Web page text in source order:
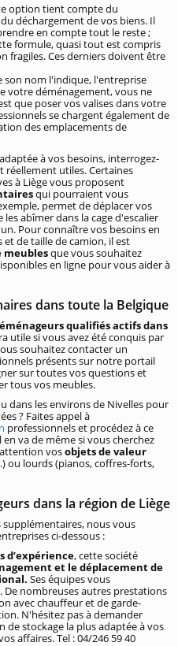
option tient compte du
déchargement de vos biens. Il
en compte tout le reste ;
formule, quasi tout est compris
fragiles. Ces derniers doivent être
son nom l'indique, l'entreprise
votre déménagement, vous ne
que poser vos valises dans votre
se chargent également de
des emplacements de
à vos besoins, interrogez-
réellement utiles. Certaines
à Liège vous proposent
qui pourraient vous
permet de déplacer vos
abîmer dans la cage d'escalier
Pour connaître vos besoins en
de taille de camion, il est
meublesque vous souhaitez
en ligne pour vous aider à
dans toute la Belgique
qualifiés actifs dans
utile si vous avez été conquis par
souhaitez contacter un
présents sur notre portail
sur toutes vos questions et
tous vos meubles.
dans les environs de Nivelles pour
? Faites appel à
professionnels et procédez à ce
va de même si vous cherchez
vosobjets de valeur
ou lourds (pianos, coffres-forts,
dans la région de Liège
supplémentaires, nous vous
ci-dessous :
d’expérience, cette société
et le déplacement de
Ses équipes vous
nombreuses autres prestations
avec chauffeur et de garde-
N'hésitez pas à demander
stockage la plus adaptée à vos
affaires. Tel : 04/246 59 40